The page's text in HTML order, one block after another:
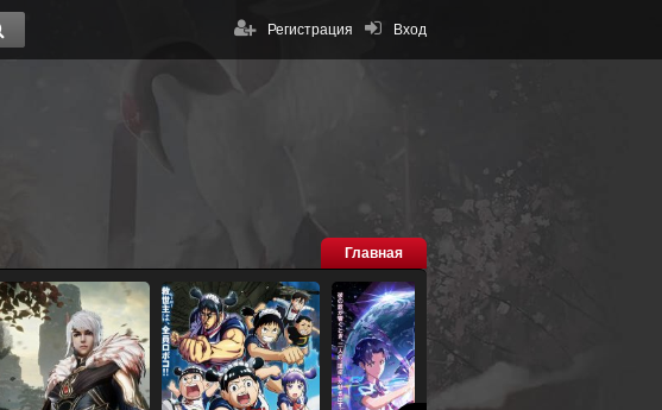
Вход
Регистрация
Главная